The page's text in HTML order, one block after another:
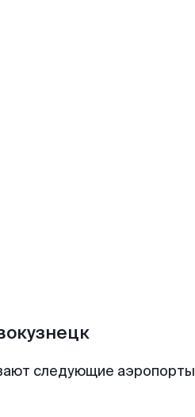
следующие аэропорты